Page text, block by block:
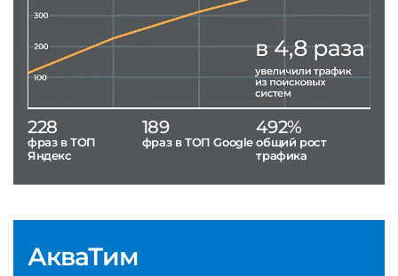
АкваТим
228
фраз в ТОП
Яндекс
189
фраз в ТОП Google
492%
общий рост
трафика